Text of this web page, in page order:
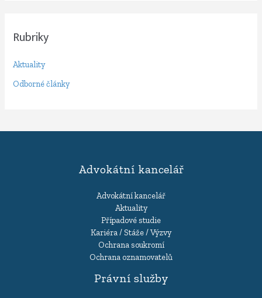
Rubriky
Aktuality
Odborné články
Advokátní kancelář
Advokátní kancelář
Aktuality
Případové studie
Kariéra / Stáže / Výzvy
Ochrana soukromí
Ochrana oznamovatelů
Právní služby